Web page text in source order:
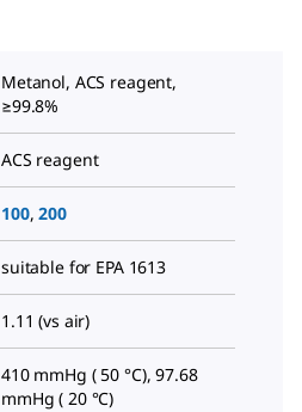
Metanol, ACS reagent,
≥99.8%
ACS reagent
100,200
suitable for EPA 1613
1.11 (vs air)
410 mmHg ( 50 °C), 97.68
mmHg ( 20 °C)